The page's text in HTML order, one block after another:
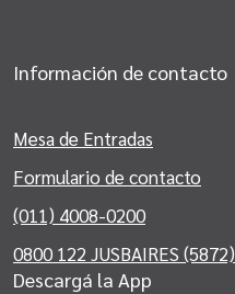
Información de contacto
Mesa de Entradas
Formulario de contacto
(011) 4008-0200
0800 122 JUSBAIRES (5872)
Descargá la App